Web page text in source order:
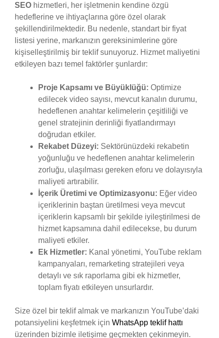
SEO hizmetleri, her işletmenin kendine özgü
hedeflerine ve ihtiyaçlarına göre özel olarak
şekillendirilmektedir. Bu nedenle, standart bir fiyat
listesi yerine, markanızın gereksinimlerine göre
kişiselleştirilmiş bir teklif sunuyoruz. Hizmet maliyetini
etkileyen bazı temel faktörler şunlardır:
Proje Kapsamı ve Büyüklüğü: Optimize
edilecek video sayısı, mevcut kanalın durumu,
hedeflenen anahtar kelimelerin çeşitliliği ve
genel stratejinin derinliği fiyatlandırmayı
doğrudan etkiler.
Rekabet Düzeyi: Sektörünüzdeki rekabetin
yoğunluğu ve hedeflenen anahtar kelimelerin
zorluğu, ulaşılması gereken eforu ve dolayısıyla
maliyeti artırabilir.
İçerik Üretimi ve Optimizasyonu: Eğer video
içeriklerinin baştan üretilmesi veya mevcut
içeriklerin kapsamlı bir şekilde iyileştirilmesi de
hizmet kapsamına dahil edilecekse, bu durum
maliyeti etkiler.
Ek Hizmetler: Kanal yönetimi, YouTube reklam
kampanyaları, remarketing stratejileri veya
detaylı ve sık raporlama gibi ek hizmetler,
toplam fiyatı etkileyen unsurlardır.
Size özel bir teklif almak ve markanızın YouTube’daki
potansiyelini keşfetmek için WhatsApp teklif hattı
üzerinden bizimle iletişime geçmekten çekinmeyin.